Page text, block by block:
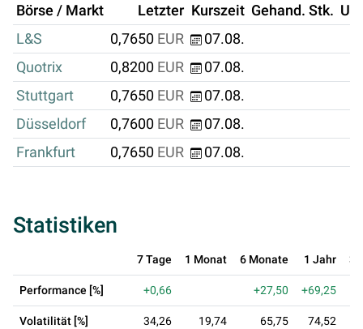
Börse / Markt Letzter Kurszeit Gehand. Stk.
L&S
0,7650 EUR
07.08.
Quotrix
0,8200 EUR
07.08.
Stuttgart
0,7650 EUR
07.08.
Düsseldorf
0,7600 EUR
07.08.
Frankfurt
0,7650 EUR 07.08.
Statistiken
7 Tage 1 Monat 6 Monate 1 Jahr 3
Performance [%] +0,66 +27,50 +69,25
Volatilität [%] 34,26 19,74 65,75 74,52